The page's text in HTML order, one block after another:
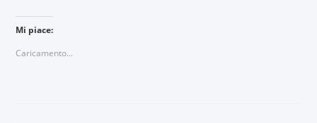
Mi piace:
Caricamento...